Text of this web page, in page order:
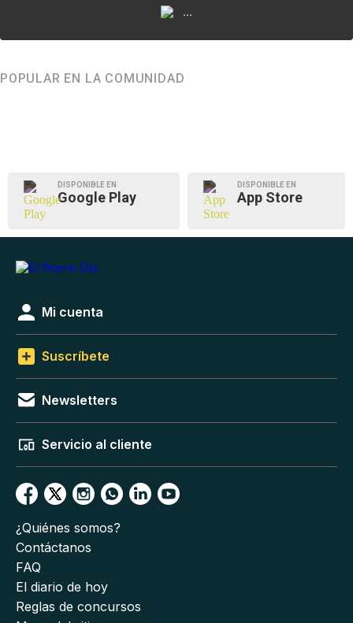
...
POPULAR EN LA COMUNIDAD
DISPONIBLE EN
Google Play
DISPONIBLE EN
App Store
Mi cuenta
Suscríbete
Newsletters
Servicio al cliente
¿Quiénes somos?
Contáctanos
FAQ
El diario de hoy
Reglas de concursos